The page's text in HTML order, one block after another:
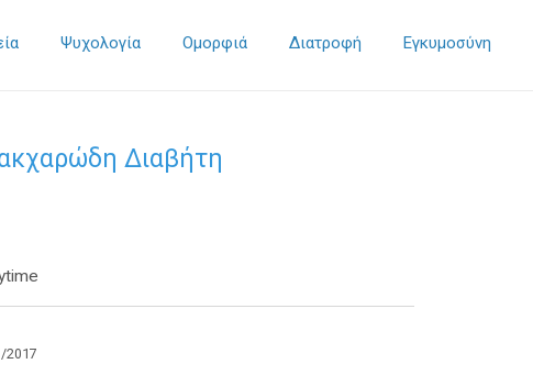
Ψυχολογία Ομορφιά Διατροφή Εγκυμοσύνη
Διαβήτη
2017